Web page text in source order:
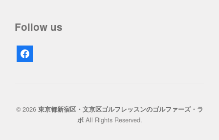
Follow us
facebook
© 2026 東京都新宿区・文京区ゴルフレッスンのゴルファーズ・ラ
ボAll Rights Reserved.